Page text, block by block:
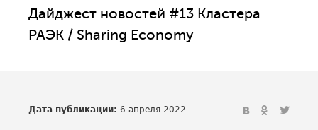
Дайджест новостей #13 Кластера
РАЭК / Sharing Economy
Дата публикации: 6 апреля 2022